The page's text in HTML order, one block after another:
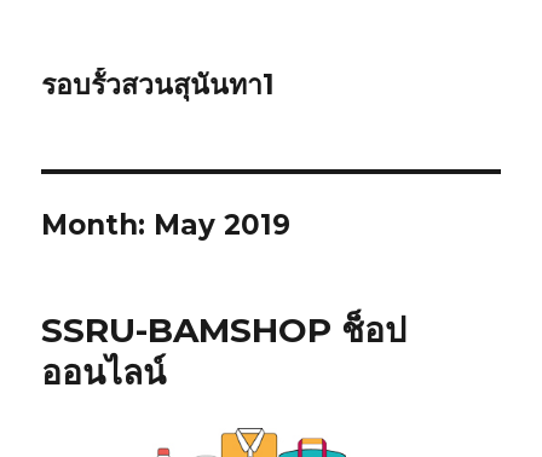
รอบรั้วสวนสุนันทา1
Month: May 2019
SSRU-BAMSHOP ช็อป
ออนไลน์